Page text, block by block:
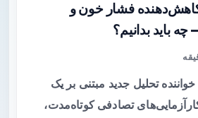
فشار خون و
باید بدانیم؟
تحلیل جدید مبتنی بر یک
تصادفی کوتاه‌مدت،